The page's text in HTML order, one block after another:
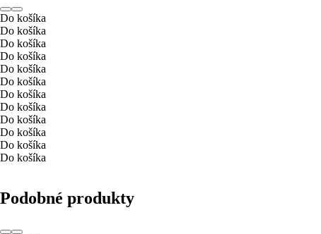
Do košíka
Do košíka
Do košíka
Do košíka
Do košíka
Do košíka
Do košíka
Do košíka
Do košíka
Do košíka
Do košíka
Do košíka
Podobné produkty